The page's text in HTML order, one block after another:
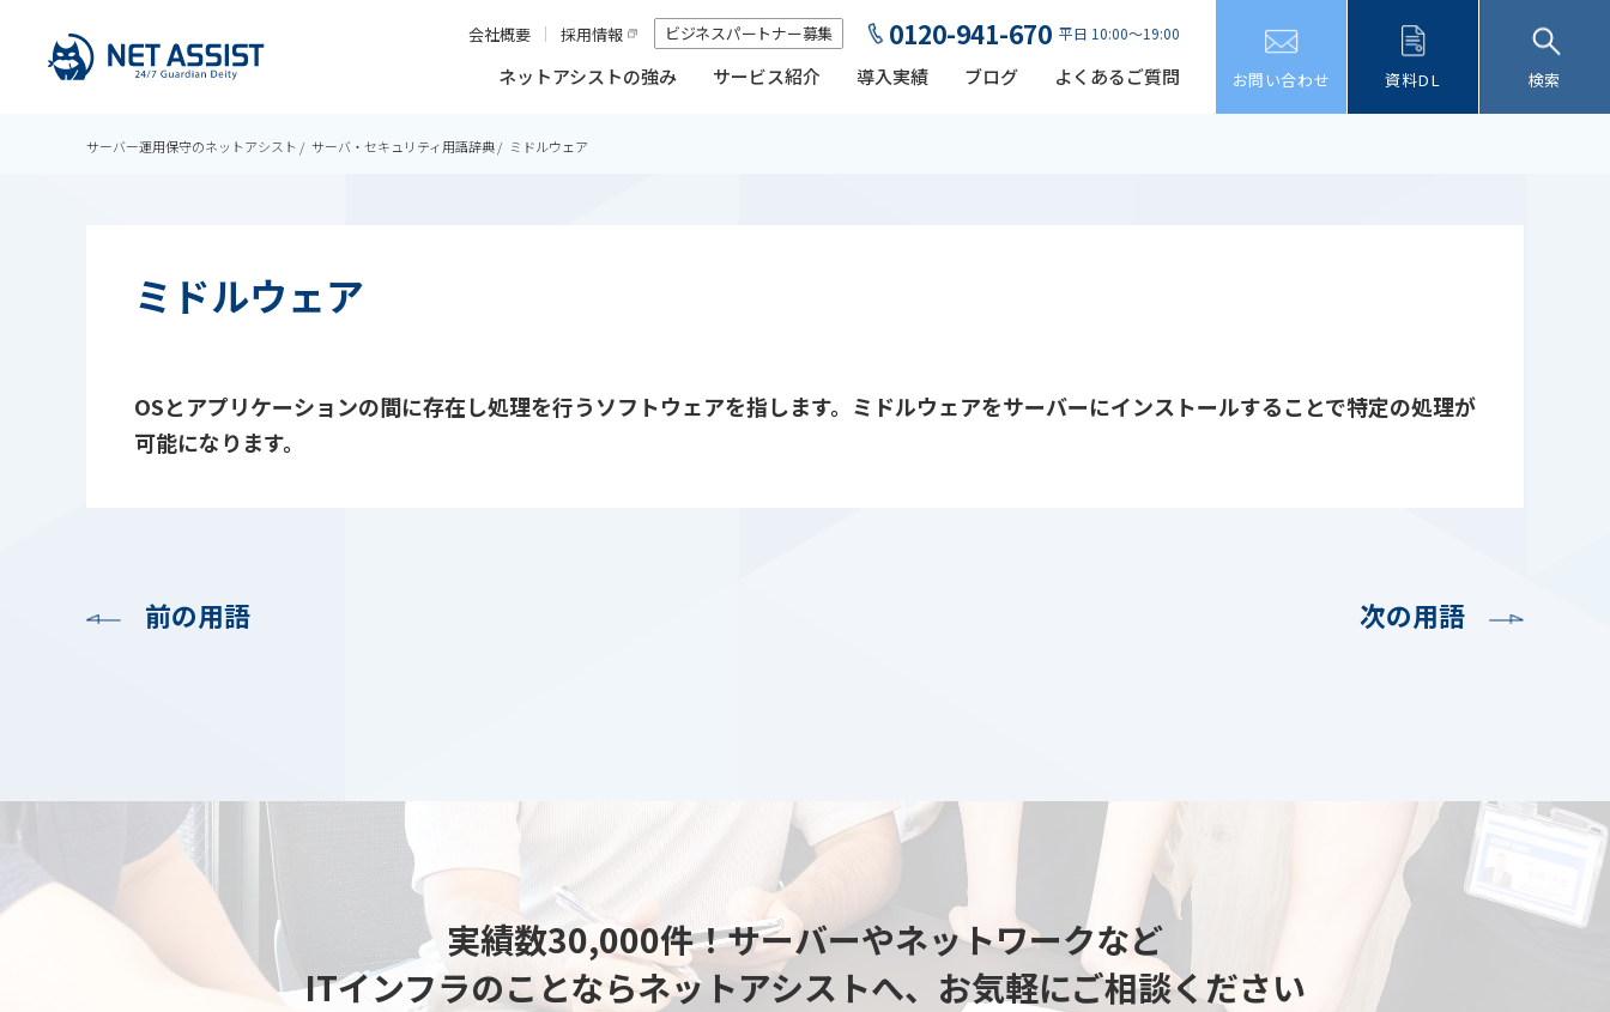
ネットアシストの強み サービス紹介 導入実績 ブログ よくあるご質問
会社概要 採用情報 ビジネスパートナー募集 0120-941-670 平日 10:00～19:00
お問い合わせ 資料DL 検索
サーバー運用保守のネットアシスト サーバ・セキュリティ用語辞典 ミドルウェア
ミドルウェア
OSとアプリケーションの間に存在し処理を行うソフトウェアを指します。ミドルウェアをサーバーにインストールすることで特定の処理が
可能になります。
前の用語 次の用語
実績数30,000件！サーバーやネットワークなど
ITインフラのことならネットアシストへ、 お気軽にご相談ください